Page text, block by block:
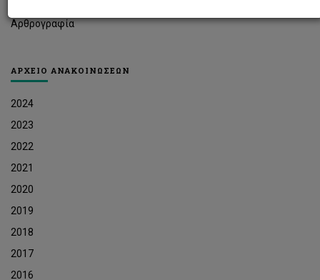
Αρθρογραφία
ΑΡΧΕΙΟ ΑΝΑΚΟΙΝΩΣΕΩΝ
2024
2023
2022
2021
2020
2019
2018
2017
2016